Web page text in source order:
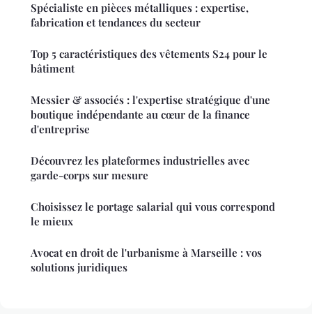
Spécialiste en pièces métalliques : expertise,
fabrication et tendances du secteur
Top 5 caractéristiques des vêtements S24 pour le
bâtiment
Messier & associés : l'expertise stratégique d'une
boutique indépendante au cœur de la finance
d'entreprise
Découvrez les plateformes industrielles avec
garde-corps sur mesure
Choisissez le portage salarial qui vous correspond
le mieux
Avocat en droit de l'urbanisme à Marseille : vos
solutions juridiques